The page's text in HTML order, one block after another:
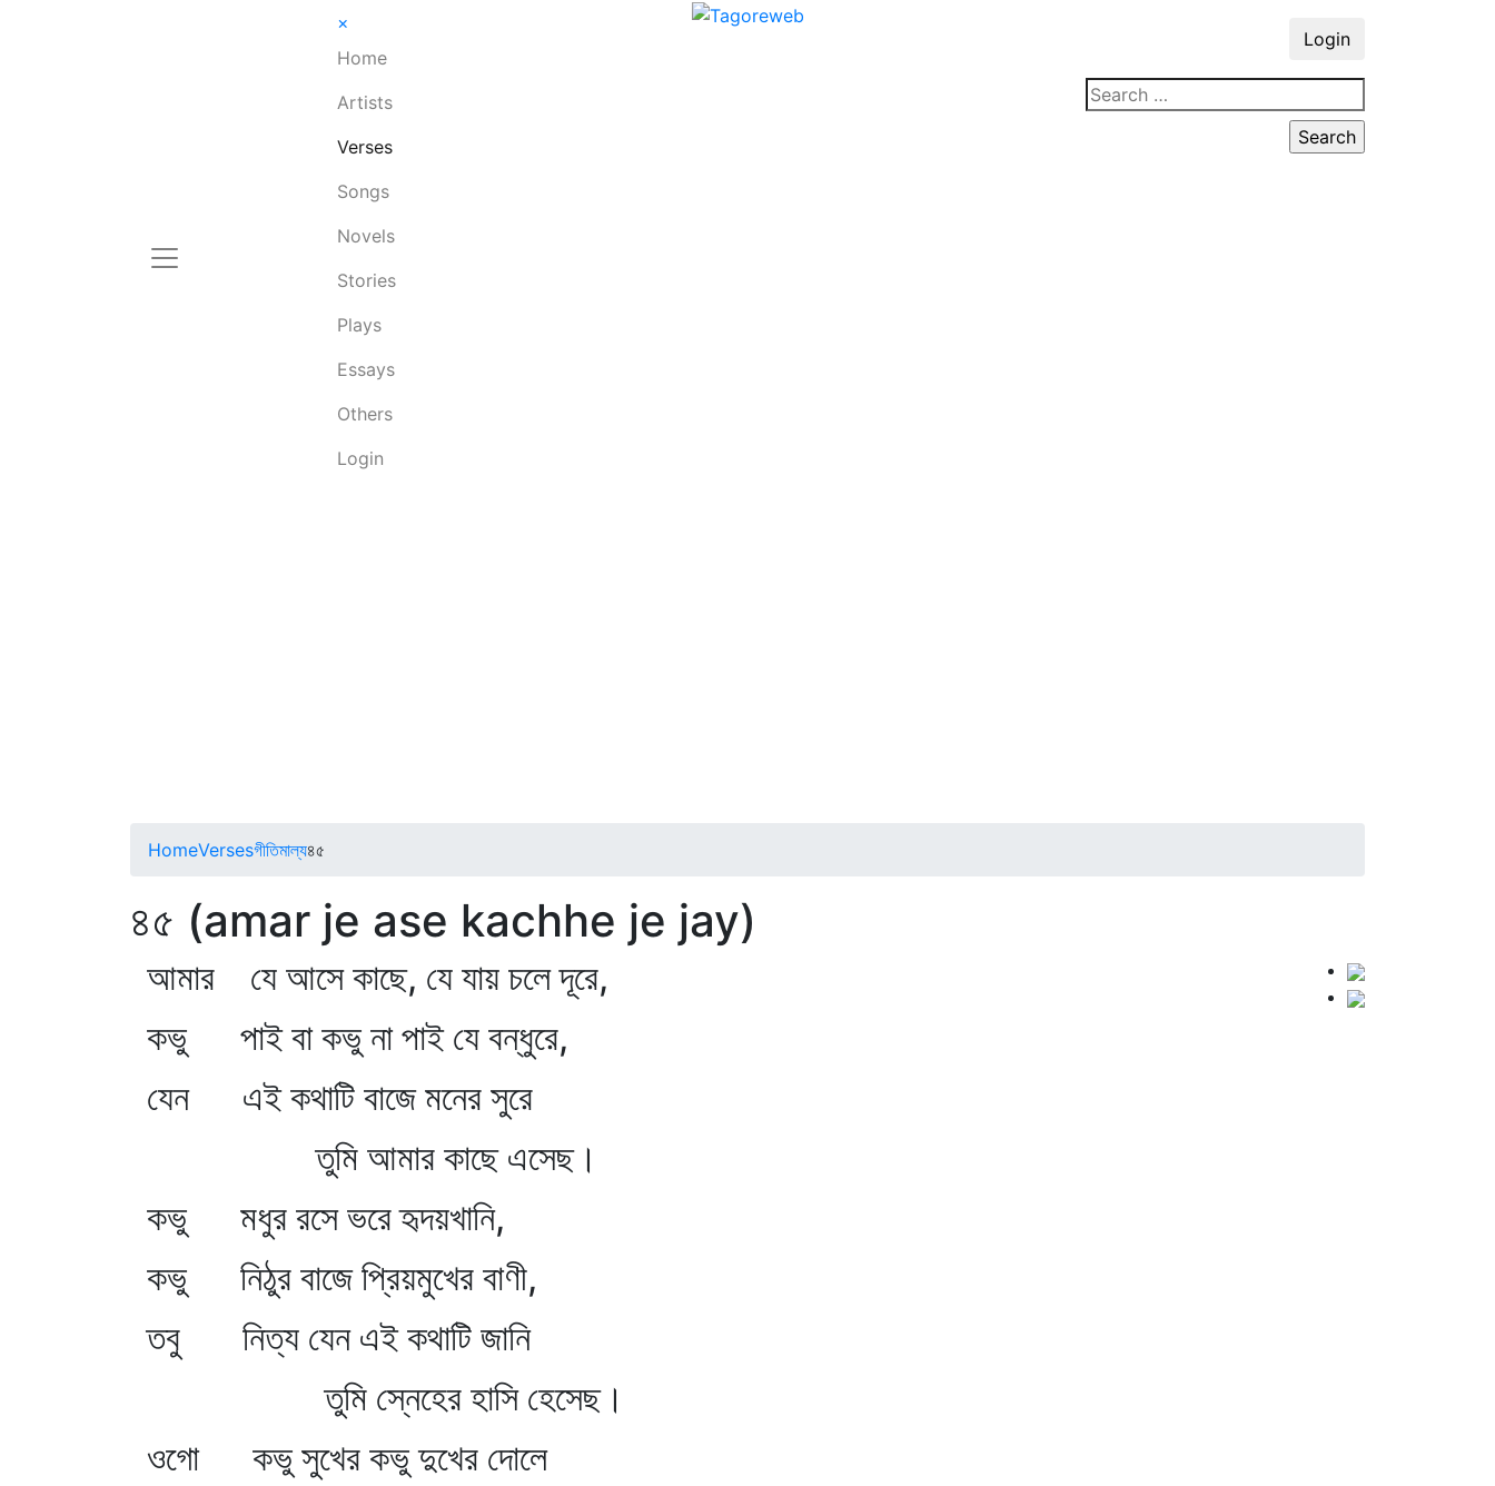
×
Home
Artists
Verses
Songs
Novels
Stories
Plays
Essays
Others
Login
Login
HomeVersesগীতিমাল্য৪৫
৪৫ (amar je ase kachhe je jay)
আমার যে আসে কাছে, যে যায় চলে দূরে,
কভু পাই বা কভু না পাই যে বন্ধুরে,
যেন এই কথাটি বাজে মনের সুরে
তুমি আমার কাছে এসেছ।
কভু মধুর রসে ভরে হৃদয়খানি,
কভু নিঠুর বাজে প্রিয়মুখের বাণী,
তবু নিত্য যেন এই কথাটি জানি
তুমি স্নেহের হাসি হেসেছ।
ওগো কভু সুখের কভু দুখের দোলে